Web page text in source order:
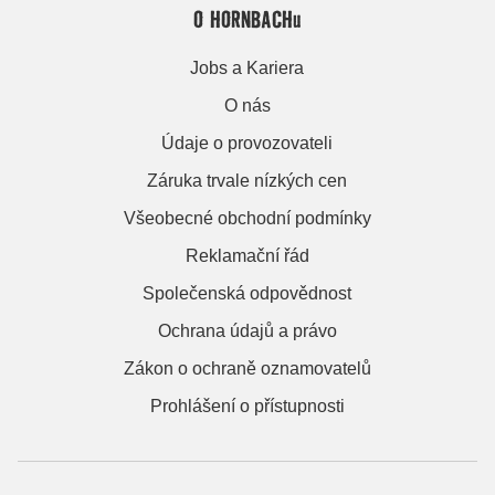
O HORNBACHu
Jobs a Kariera
O nás
Údaje o provozovateli
Záruka trvale nízkých cen
Všeobecné obchodní podmínky
Reklamační řád
Společenská odpovědnost
Ochrana údajů a právo
Zákon o ochraně oznamovatelů
Prohlášení o přístupnosti